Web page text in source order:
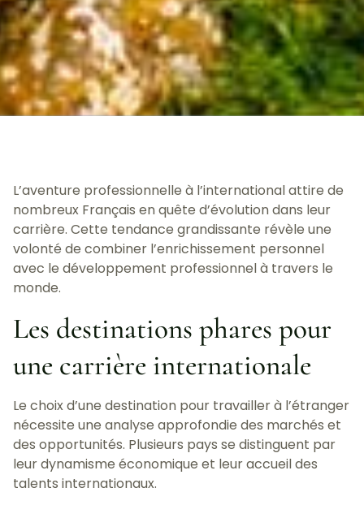
L’aventure professionnelle à l’international attire de
nombreux Français en quête d’évolution dans leur
carrière. Cette tendance grandissante révèle une
volonté de combiner l’enrichissement personnel
avec le développement professionnel à travers le
monde.
Les destinations phares pour
une carrière internationale
Le choix d’une destination pour travailler à l’étranger
nécessite une analyse approfondie des marchés et
des opportunités. Plusieurs pays se distinguent par
leur dynamisme économique et leur accueil des
talents internationaux.